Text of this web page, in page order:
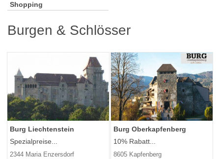
Shopping
Burgen & Schlösser
Burg Liechtenstein
Spezialpreise...
2344 Maria Enzersdorf
Burg Oberkapfenberg
10% Rabatt...
8605 Kapfenberg